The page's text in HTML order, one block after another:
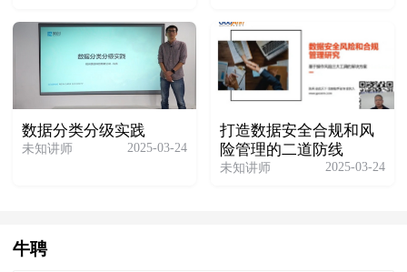
数据分类分级实践
未知讲师 2025-03-24
打造数据安全合规和风
险管理的二道防线
未知讲师 2025-03-24
牛聘